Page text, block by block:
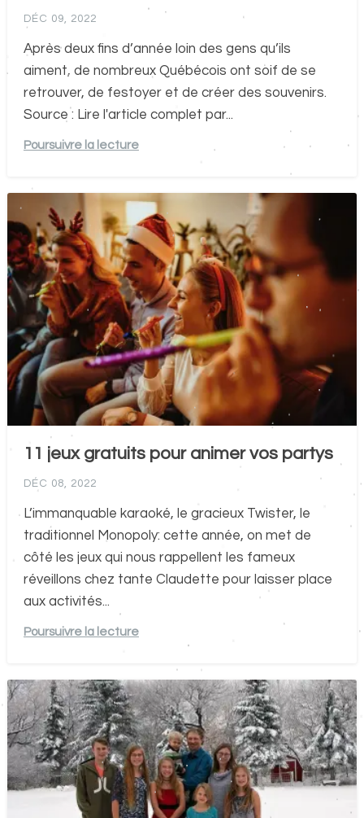
DÉC 09, 2022
Après deux fins d’année loin des gens qu’ils
aiment, de nombreux Québécois ont soif de se
retrouver, de festoyer et de créer des souvenirs.
Source : Lire l'article complet par...
Poursuivre la lecture
11 jeux gratuits pour animer vos partys
DÉC 08, 2022
L’immanquable karaoké, le gracieux Twister, le
traditionnel Monopoly: cette année, on met de
côté les jeux qui nous rappellent les fameux
réveillons chez tante Claudette pour laisser place
aux activités...
Poursuivre la lecture